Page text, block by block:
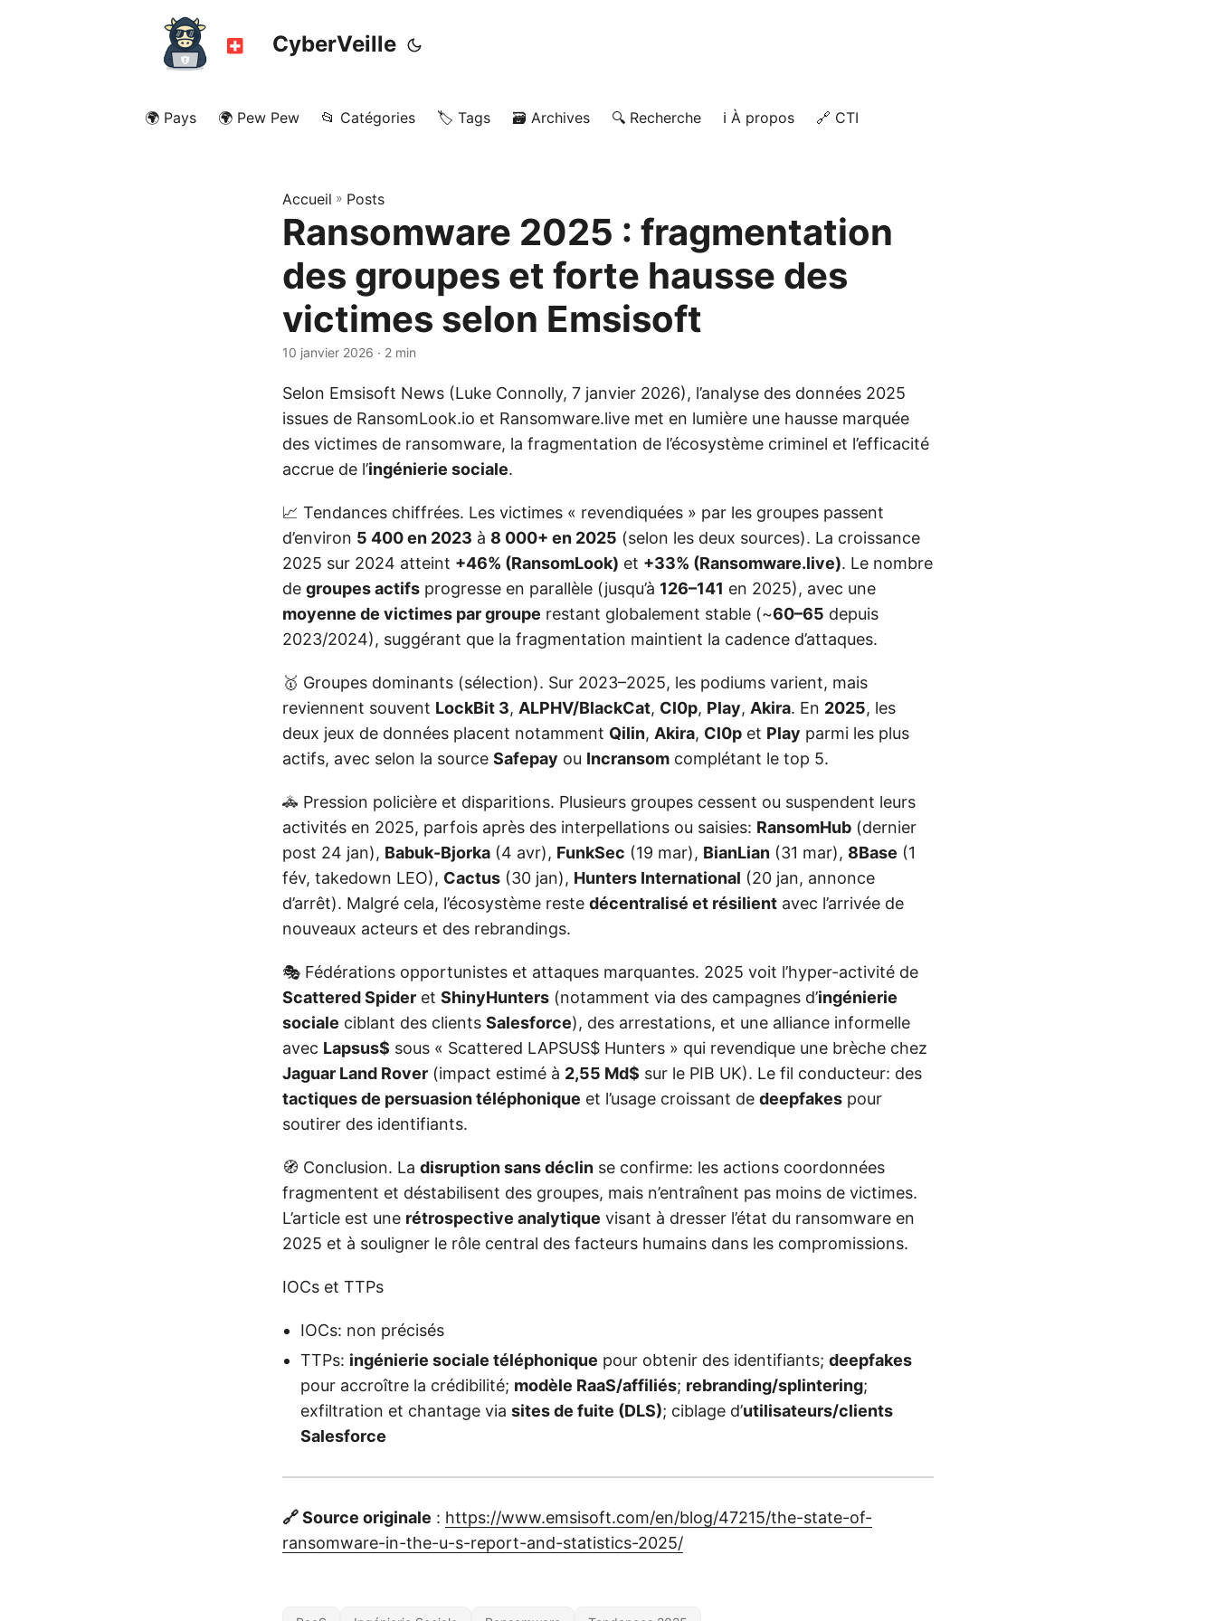
CyberVeille
🌍 Pays 🌍 Pew Pew 📂 Catégories 🏷️ Tags 🗃️ Archives 🔍 Recherche ℹ️ À propos 🔗 CTI
Accueil » Posts
Ransomware 2025 : fragmentation
des groupes et forte hausse des
victimes selon Emsisoft
10 janvier 2026 · 2 min
Selon Emsisoft News (Luke Connolly, 7 janvier 2026), l’analyse des données 2025
issues de RansomLook.io et Ransomware.live met en lumière une hausse marquée
des victimes de ransomware, la fragmentation de l’écosystème criminel et l’efficacité
accrue de l’ingénierie sociale.
📈 Tendances chiffrées. Les victimes « revendiquées » par les groupes passent
d’environ 5 400 en 2023 à 8 000+ en 2025 (selon les deux sources). La croissance
2025 sur 2024 atteint +46% (RansomLook) et +33% (Ransomware.live). Le nombre
de groupes actifs progresse en parallèle (jusqu’à 126–141 en 2025), avec une
moyenne de victimes par groupe restant globalement stable (~60–65 depuis
2023/2024), suggérant que la fragmentation maintient la cadence d’attaques.
🥇 Groupes dominants (sélection). Sur 2023–2025, les podiums varient, mais
reviennent souvent LockBit 3, ALPHV/BlackCat, Cl0p, Play, Akira. En 2025, les
deux jeux de données placent notamment Qilin, Akira, Cl0p et Play parmi les plus
actifs, avec selon la source Safepay ou Incransom complétant le top 5.
🚓 Pression policière et disparitions. Plusieurs groupes cessent ou suspendent leurs
activités en 2025, parfois après des interpellations ou saisies: RansomHub (dernier
post 24 jan), Babuk-Bjorka (4 avr), FunkSec (19 mar), BianLian (31 mar), 8Base (1
fév, takedown LEO), Cactus (30 jan), Hunters International (20 jan, annonce
d’arrêt). Malgré cela, l’écosystème reste décentralisé et résilient avec l’arrivée de
nouveaux acteurs et des rebrandings.
🎭 Fédérations opportunistes et attaques marquantes. 2025 voit l’hyper-activité de
Scattered Spider et ShinyHunters (notamment via des campagnes d’ingénierie
sociale ciblant des clients Salesforce), des arrestations, et une alliance informelle
avec Lapsus$ sous « Scattered LAPSUS$ Hunters » qui revendique une brèche chez
Jaguar Land Rover (impact estimé à 2,55 Md$ sur le PIB UK). Le fil conducteur: des
tactiques de persuasion téléphonique et l’usage croissant de deepfakes pour
soutirer des identifiants.
🧭 Conclusion. La disruption sans déclin se confirme: les actions coordonnées
fragmentent et déstabilisent des groupes, mais n’entraînent pas moins de victimes.
L’article est une rétrospective analytique visant à dresser l’état du ransomware en
2025 et à souligner le rôle central des facteurs humains dans les compromissions.
IOCs et TTPs
IOCs: non précisés
TTPs: ingénierie sociale téléphonique pour obtenir des identifiants; deepfakes
pour accroître la crédibilité; modèle RaaS/affiliés; rebranding/splintering;
exfiltration et chantage via sites de fuite (DLS); ciblage d’utilisateurs/clients
Salesforce
🔗 Source originale : https://www.emsisoft.com/en/blog/47215/the-state-of-
ransomware-in-the-u-s-report-and-statistics-2025/